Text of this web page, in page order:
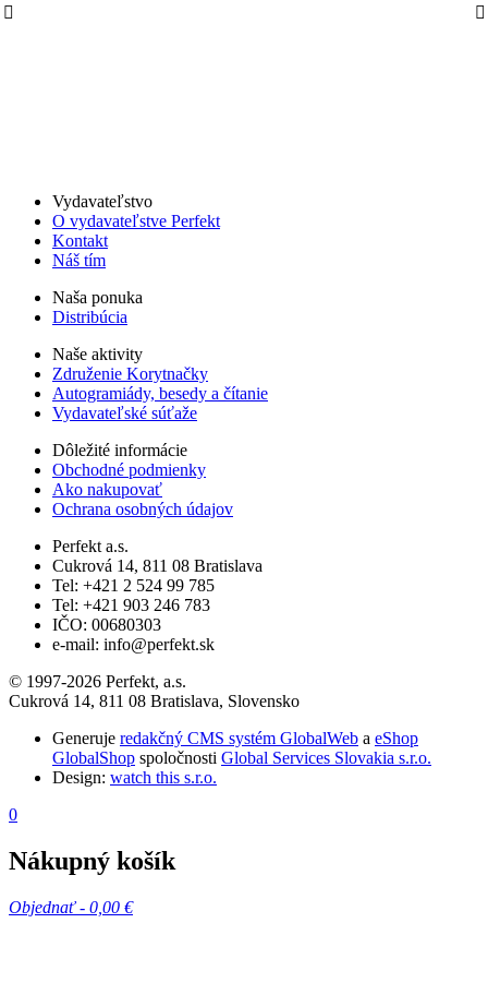
Vydavateľstvo
O vydavateľstve Perfekt
Kontakt
Náš tím
Naša ponuka
Distribúcia
Naše aktivity
Združenie Korytnačky
Autogramiády, besedy a čítanie
Vydavateľské súťaže
Dôležité informácie
Obchodné podmienky
Ako nakupovať
Ochrana osobných údajov
Perfekt a.s.
Cukrová 14, 811 08 Bratislava
Tel: +421 2 524 99 785
Tel: +421 903 246 783
IČO: 00680303
e-mail: info@perfekt.sk
© 1997-2026 Perfekt, a.s.
Cukrová 14, 811 08 Bratislava, Slovensko
Generuje redakčný CMS systém GlobalWeb a eShop
GlobalShop spoločnosti Global Services Slovakia s.r.o.
Design: watch this s.r.o.
0
Nákupný košík
Objednať - 0,00 €